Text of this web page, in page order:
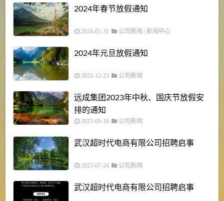
2024年春节放假通知
2024-01-31 公司新闻 | 新闻中心
2024年元旦放假通知
2023-12-23 公司新闻
远成集团2023年中秋、国庆节放假安
排的通知
2023-09-16 公司新闻
武汉超时代电商有限公司招聘启事
2023-07-24 公司新闻
武汉超时代电商有限公司招聘启事